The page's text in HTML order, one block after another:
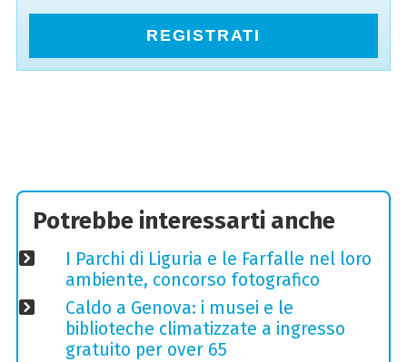
REGISTRATI
Potrebbe interessarti anche
I Parchi di Liguria e le Farfalle nel loro
ambiente, concorso fotografico
Caldo a Genova: i musei e le
biblioteche climatizzate a ingresso
gratuito per over 65